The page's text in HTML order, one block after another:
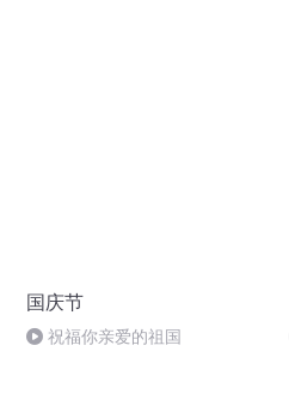
国庆节
祝福你亲爱的祖国